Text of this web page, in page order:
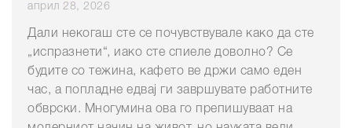
април 28, 2026
Дали некогаш сте се почувствувале како да сте
„испразнети“, иако сте спиеле доволно? Се
будите со тежина, кафето ве држи само еден
час, а попладне едвај ги завршувате работните
обврски. Многумина ова го препишуваат на